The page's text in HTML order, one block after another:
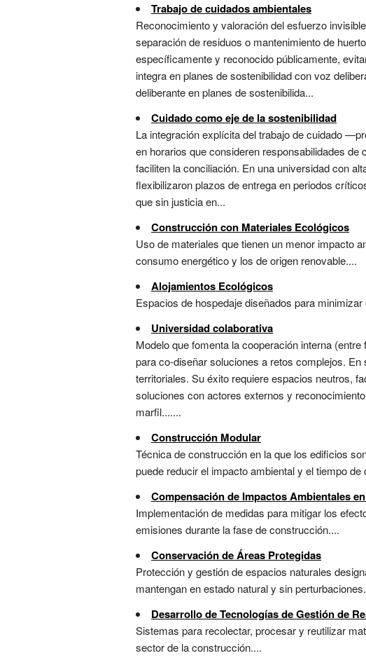
Trabajo de cuidados ambientales
Reconocimiento y valoración del esfuerzo
separación de residuos o mantenimiento de
específicamente y reconocido públicamente,
integra en planes de sostenibilidad con voz
deliberante en planes de sostenibilida...
Cuidado como eje de la sostenibilidad
La integración explícita del trabajo de cuidado
en horarios que consideren responsabilidades
faciliten la conciliación. En una universidad con
flexibilizaron plazos de entrega en periodos
que sin justicia en...
Construcción con Materiales Ecológicos
Uso de materiales que tienen un menor impacto
consumo energético y los de origen renovable....
Alojamientos Ecológicos
Espacios de hospedaje diseñados para
Universidad colaborativa
Modelo que fomenta la cooperación interna
para co-diseñar soluciones a retos complejos.
territoriales. Su éxito requiere espacios neutros,
soluciones con actores externos y
marfil.......
Construcción Modular
Técnica de construcción en la que los edificios
puede reducir el impacto ambiental y el tiempo de
Compensación de Impactos Ambientales
Implementación de medidas para mitigar los
emisiones durante la fase de construcción....
Conservación de Áreas Protegidas
Protección y gestión de espacios naturales
mantengan en estado natural y sin
Desarrollo de Tecnologías de Gestión de
Sistemas para recolectar, procesar y reutilizar
sector de la construcción....